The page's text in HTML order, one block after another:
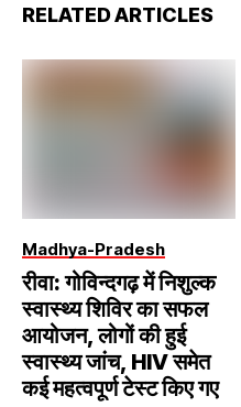
RELATED ARTICLES
Madhya-Pradesh
रीवा: गोविन्दगढ़ में निशुल्क
स्वास्थ्य शिविर का सफल
आयोजन, लोगों की हुई
स्वास्थ्य जांच, HIV समेत
कई महत्वपूर्ण टेस्ट किए गए